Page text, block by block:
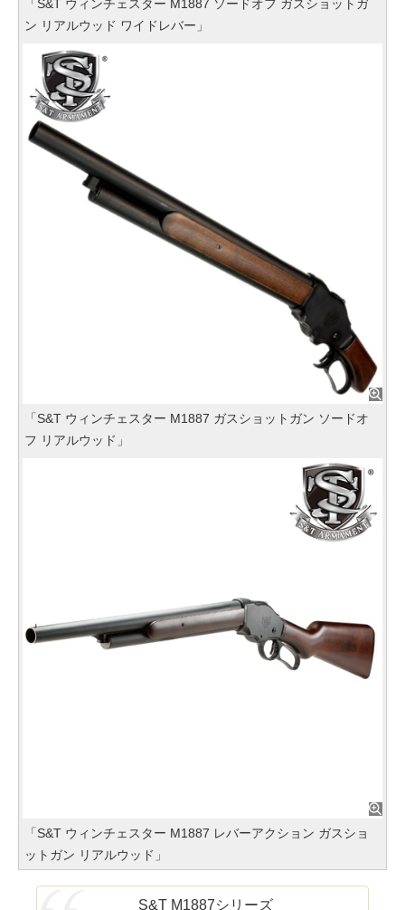
「S&T ウィンチェスター M1887 ソードオフ ガスショットガ
ン リアルウッド ワイドレバー」
「S&T ウィンチェスター M1887 ガスショットガン ソードオ
フ リアルウッド」
「S&T ウィンチェスター M1887 レバーアクション ガスショ
ットガン リアルウッド」
S&T M1887シリーズ